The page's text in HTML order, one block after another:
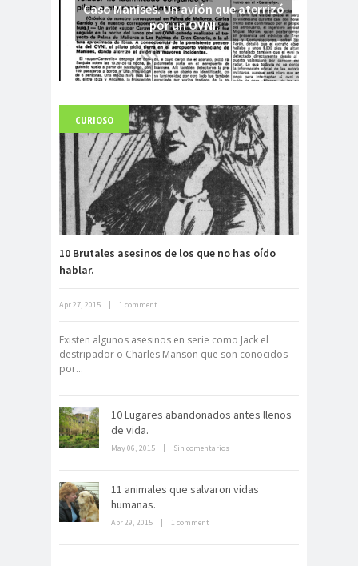
Caso Manises. Un avión que aterrizó
por un OVNI.
Fuerte abandonado del siglo XIX
Neuromarketing: el uso de la
electrónico
CURIOSO
10 Brutales asesinos de los que no has oído
hablar.
Apr 27, 2015 | 1 comment
Existen algunos asesinos en serie como Jack el
destripador o Charles Manson que son conocidos
por...
10 Lugares abandonados antes llenos
de vida.
May 06, 2015 | Sin comentarios
11 animales que salvaron vidas
humanas.
Apr 29, 2015 | 1 comment